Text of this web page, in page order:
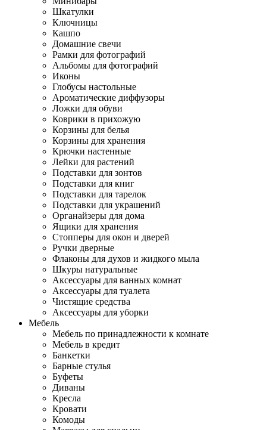
Шкатулки
Ключницы
Кашпо
Домашние свечи
Рамки для фотографий
Альбомы для фотографий
Иконы
Глобусы настольные
Ароматические диффузоры
Ложки для обуви
Коврики в прихожую
Корзины для белья
Корзины для хранения
Крючки настенные
Лейки для растений
Подставки для зонтов
Подставки для книг
Подставки для тарелок
Подставки для украшений
Органайзеры для дома
Ящики для хранения
Стопперы для окон и дверей
Ручки дверные
Флаконы для духов и жидкого мыла
Шкуры натуральные
Аксессуары для ванных комнат
Аксессуары для туалета
Чистящие средства
Аксессуары для уборки
Мебель
Мебель по принадлежности к комнате
Мебель в кредит
Банкетки
Барные стулья
Буфеты
Диваны
Кресла
Кровати
Комоды